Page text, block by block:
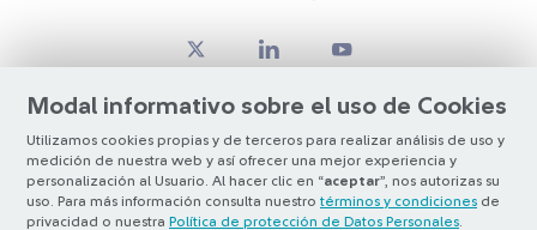
Modal informativo sobre el uso de Cookies
Utilizamos cookies propias y de terceros para realizar análisis de uso y
medición de nuestra web y así ofrecer una mejor experiencia y
personalización al Usuario. Al hacer clic en “aceptar”, nos autorizas su
uso. Para más información consulta nuestro términos y condiciones de
privacidad o nuestra Política de protección de Datos Personales
© Copyright Grupo SURA 2026